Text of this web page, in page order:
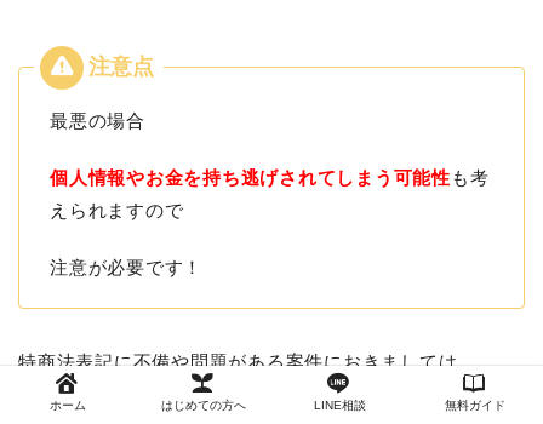
最悪の場合
個人情報やお金を持ち逃げされてしまう可能性 も考
えられますので
注意が必要です！
特商法表記に不備や問題がある案件におきましては
ホーム はじめての方へ LINE相談 無料ガイド